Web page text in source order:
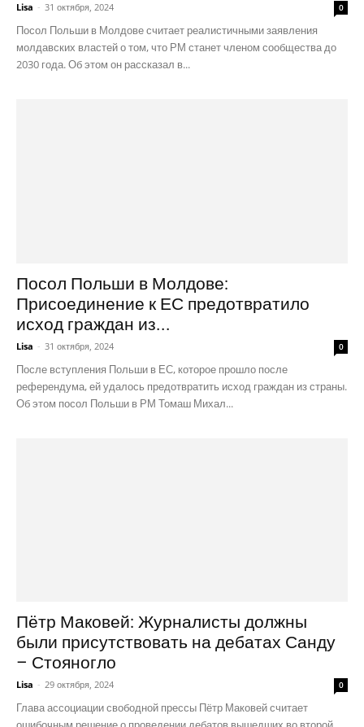
Lisa - 31 октября, 2024 0
Посол Польши в Молдове считает реалистичными заявления
молдавских властей о том, что РМ станет членом сообщества до
2030 года. Об этом он рассказал в...
Посол Польши в Молдове:
Присоединение к ЕС предотвратило
исход граждан из...
Lisa - 31 октября, 2024 0
После вступления Польши в ЕС, которое прошло после
референдума, ей удалось предотвратить исход граждан из страны.
Об этом посол Польши в РМ Томаш Михал...
Пётр Маковей: Журналисты должны
были присутствовать на дебатах Санду
– Стояногло
Lisa - 29 октября, 2024 0
Глава ассоциации свободной прессы Пётр Маковей считает